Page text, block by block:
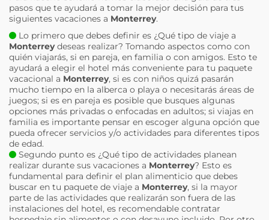
pasos que te ayudará a tomar la mejor decisión para tus
siguientes vacaciones a Monterrey.
Lo primero que debes definir es ¿Qué tipo de viaje a
Monterreydeseas realizar? Tomando aspectos como con
quién viajarás, si en pareja, en familia o con amigos. Esto te
ayudará a elegir el hotel más conveniente para tu paquete
vacacional a Monterrey, si es con niños quizá pasarán
mucho tiempo en la alberca o playa o necesitarás áreas de
juegos; si es en pareja es posible que busques algunas
opciones más privadas o enfocadas en adultos; si viajas en
familia es importante pensar en escoger alguna opción que
pueda ofrecer servicios y/o actividades para diferentes tipos
de edad.
Segundo punto es ¿Qué tipo de actividades planean
realizar durante sus vacaciones a Monterrey? Esto es
fundamental para definir el plan alimenticio que debes
buscar en tu paquete de viaje a Monterrey, si la mayor
parte de las actividades que realizarán son fuera de las
instalaciones del hotel, es recomendable contratar